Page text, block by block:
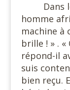
Dans
homme
machine à
brille ! » .
répond-il
suis
bien reçu.